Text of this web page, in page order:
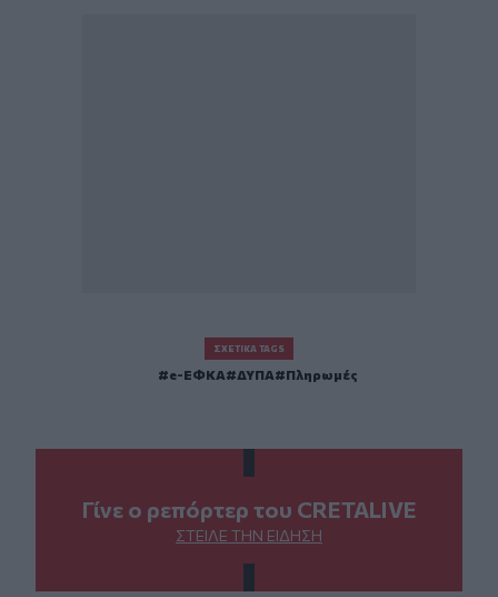
ΣΧΕΤΙΚΆ TAGS
e-ΕΦΚΑ ΔΥΠΑ Πληρωμές
Γίνε ο ρεπόρτερ του CRETALIVE
ΣΤΕΊΛΕ ΤΗΝ ΕΊΔΗΣΗ